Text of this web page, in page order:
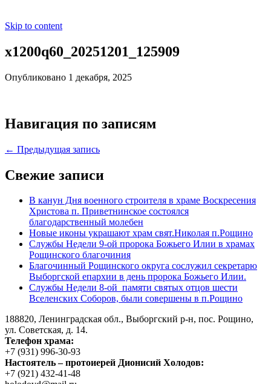
Skip to content
x1200q60_20251201_125909
Опубликовано 1 декабря, 2025
Навигация по записям
← Предыдущая запись
Свежие записи
В канун Дня военного строителя в храме Воскресения
Христова п. Приветнинское состоялся
благодарственный молебен
Новые иконы украшают храм свят.Николая п.Рощино
Службы Недели 9-ой пророка Божьего Илии в храмах
Рощинского благочиния
Благочинный Рощинского округа сослужил секретарю
Выборгской епархии в день пророка Божьего Илии.
Службы Недели 8-ой памяти святых отцов шести
Вселенских Соборов, были совершены в п.Рощино
188820, Ленинградская обл., Выборгский р-н, пос. Рощино,
ул. Советская, д. 14.
Телефон храма:
+7 (931) 996-30-93
Настоятель – протоиерей Дионисий Холодов:
+7 (921) 432-41-48